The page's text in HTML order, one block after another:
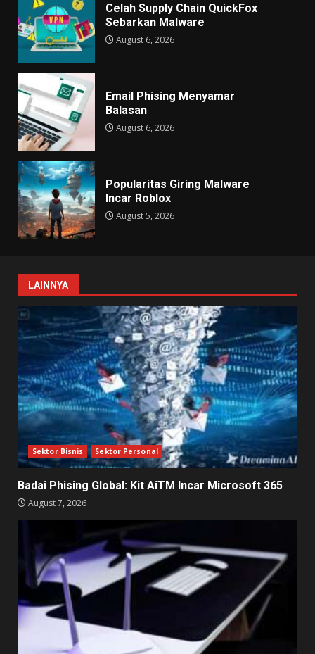
Celah Supply Chain QuickFox
Sebarkan Malware
August 6, 2026
Email Phising Menyamar
Balasan
August 6, 2026
Popularitas Giring Malware
Incar Roblox
August 5, 2026
LAINNYA
Sektor Bisnis Sektor Personal
Badai Phising Global: Kit AiTM Incar Microsoft 365
August 7, 2026